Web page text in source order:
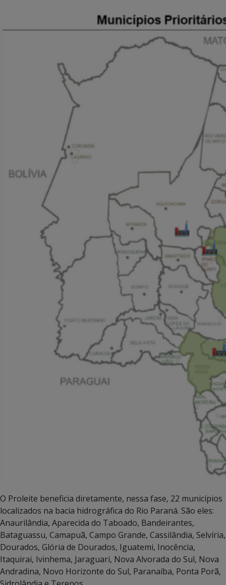
O Proleite beneficia diretamente, nessa fase, 22 municípios
localizados na bacia hidrográfica do Rio Paraná. São eles:
Anaurilândia, Aparecida do Taboado, Bandeirantes,
Bataguassu, Camapuã, Campo Grande, Cassilândia, Selvíria,
Dourados, Glória de Dourados, Iguatemi, Inocência,
Itaquirai, Ivinhema, Jaraguari, Nova Alvorada do Sul, Nova
Andradina, Novo Horizonte do Sul, Paranaíba, Ponta Porã,